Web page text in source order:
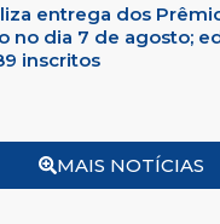
MAIS NOTÍCIAS
entrega dos
no dia 7 de agosto;
inscritos